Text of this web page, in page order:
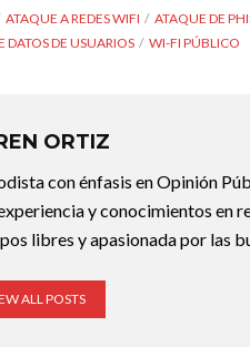
ATAQUE A REDES WIFI ATAQUE DE
DATOS DE USUARIOS WI-FI PÚBLICO
ORTIZ
con énfasis en Opinión
y conocimientos en
libres y apasionada por las
ALL POSTS